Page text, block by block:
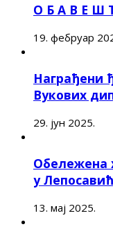
О Б А В Е Ш
19. фебруар
Награђени
Вукових
29. јун 2025.
Обележена
у
13. мај 2025.